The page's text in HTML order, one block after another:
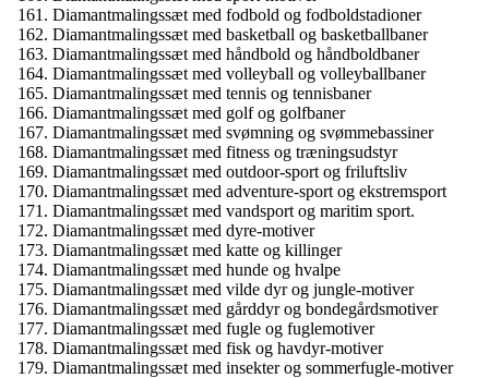
Diamantmalingssæt med fodbold og fodboldstadioner
Diamantmalingssæt med basketball og basketballbaner
Diamantmalingssæt med håndbold og håndboldbaner
Diamantmalingssæt med volleyball og volleyballbaner
Diamantmalingssæt med tennis og tennisbaner
Diamantmalingssæt med golf og golfbaner
Diamantmalingssæt med svømning og svømmebassiner
Diamantmalingssæt med fitness og træningsudstyr
Diamantmalingssæt med outdoor-sport og friluftsliv
Diamantmalingssæt med adventure-sport og ekstremsport
Diamantmalingssæt med vandsport og maritim sport.
Diamantmalingssæt med dyre-motiver
Diamantmalingssæt med katte og killinger
Diamantmalingssæt med hunde og hvalpe
Diamantmalingssæt med vilde dyr og jungle-motiver
Diamantmalingssæt med gårddyr og bondegårdsmotiver
Diamantmalingssæt med fugle og fuglemotiver
Diamantmalingssæt med fisk og havdyr-motiver
Diamantmalingssæt med insekter og sommerfugle-motiver